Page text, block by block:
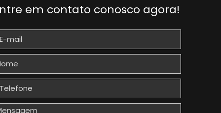
em contato conosco agora!